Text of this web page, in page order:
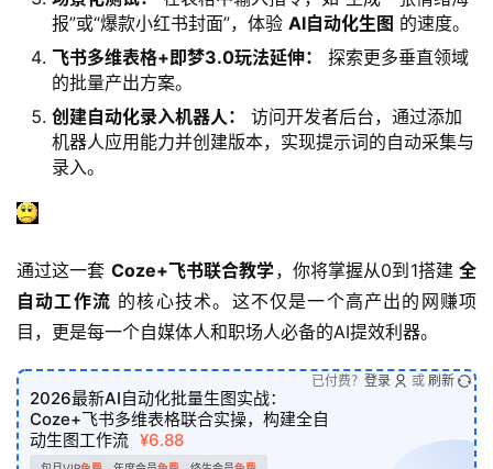
报”或“爆款小红书封面”，体验 AI自动化生图 的速度。
飞书多维表格+即梦3.0玩法延伸：
探索更多垂直领域
的批量产出方案。
创建自动化录入机器人：
访问开发者后台，通过添加
机器人应用能力并创建版本，实现提示词的自动采集与
录入。
通过这一套 Coze+飞书联合教学，你将掌握从0到1搭建 全
自动工作流 的核心技术。这不仅是一个高产出的网赚项
目，更是每一个自媒体人和职场人必备的AI提效利器。
2026最新AI自动化批量生图实战：
Coze+飞书多维表格联合实操，构建全自
动生图工作流 ¥6.88
已付费？ 登录 或 刷新